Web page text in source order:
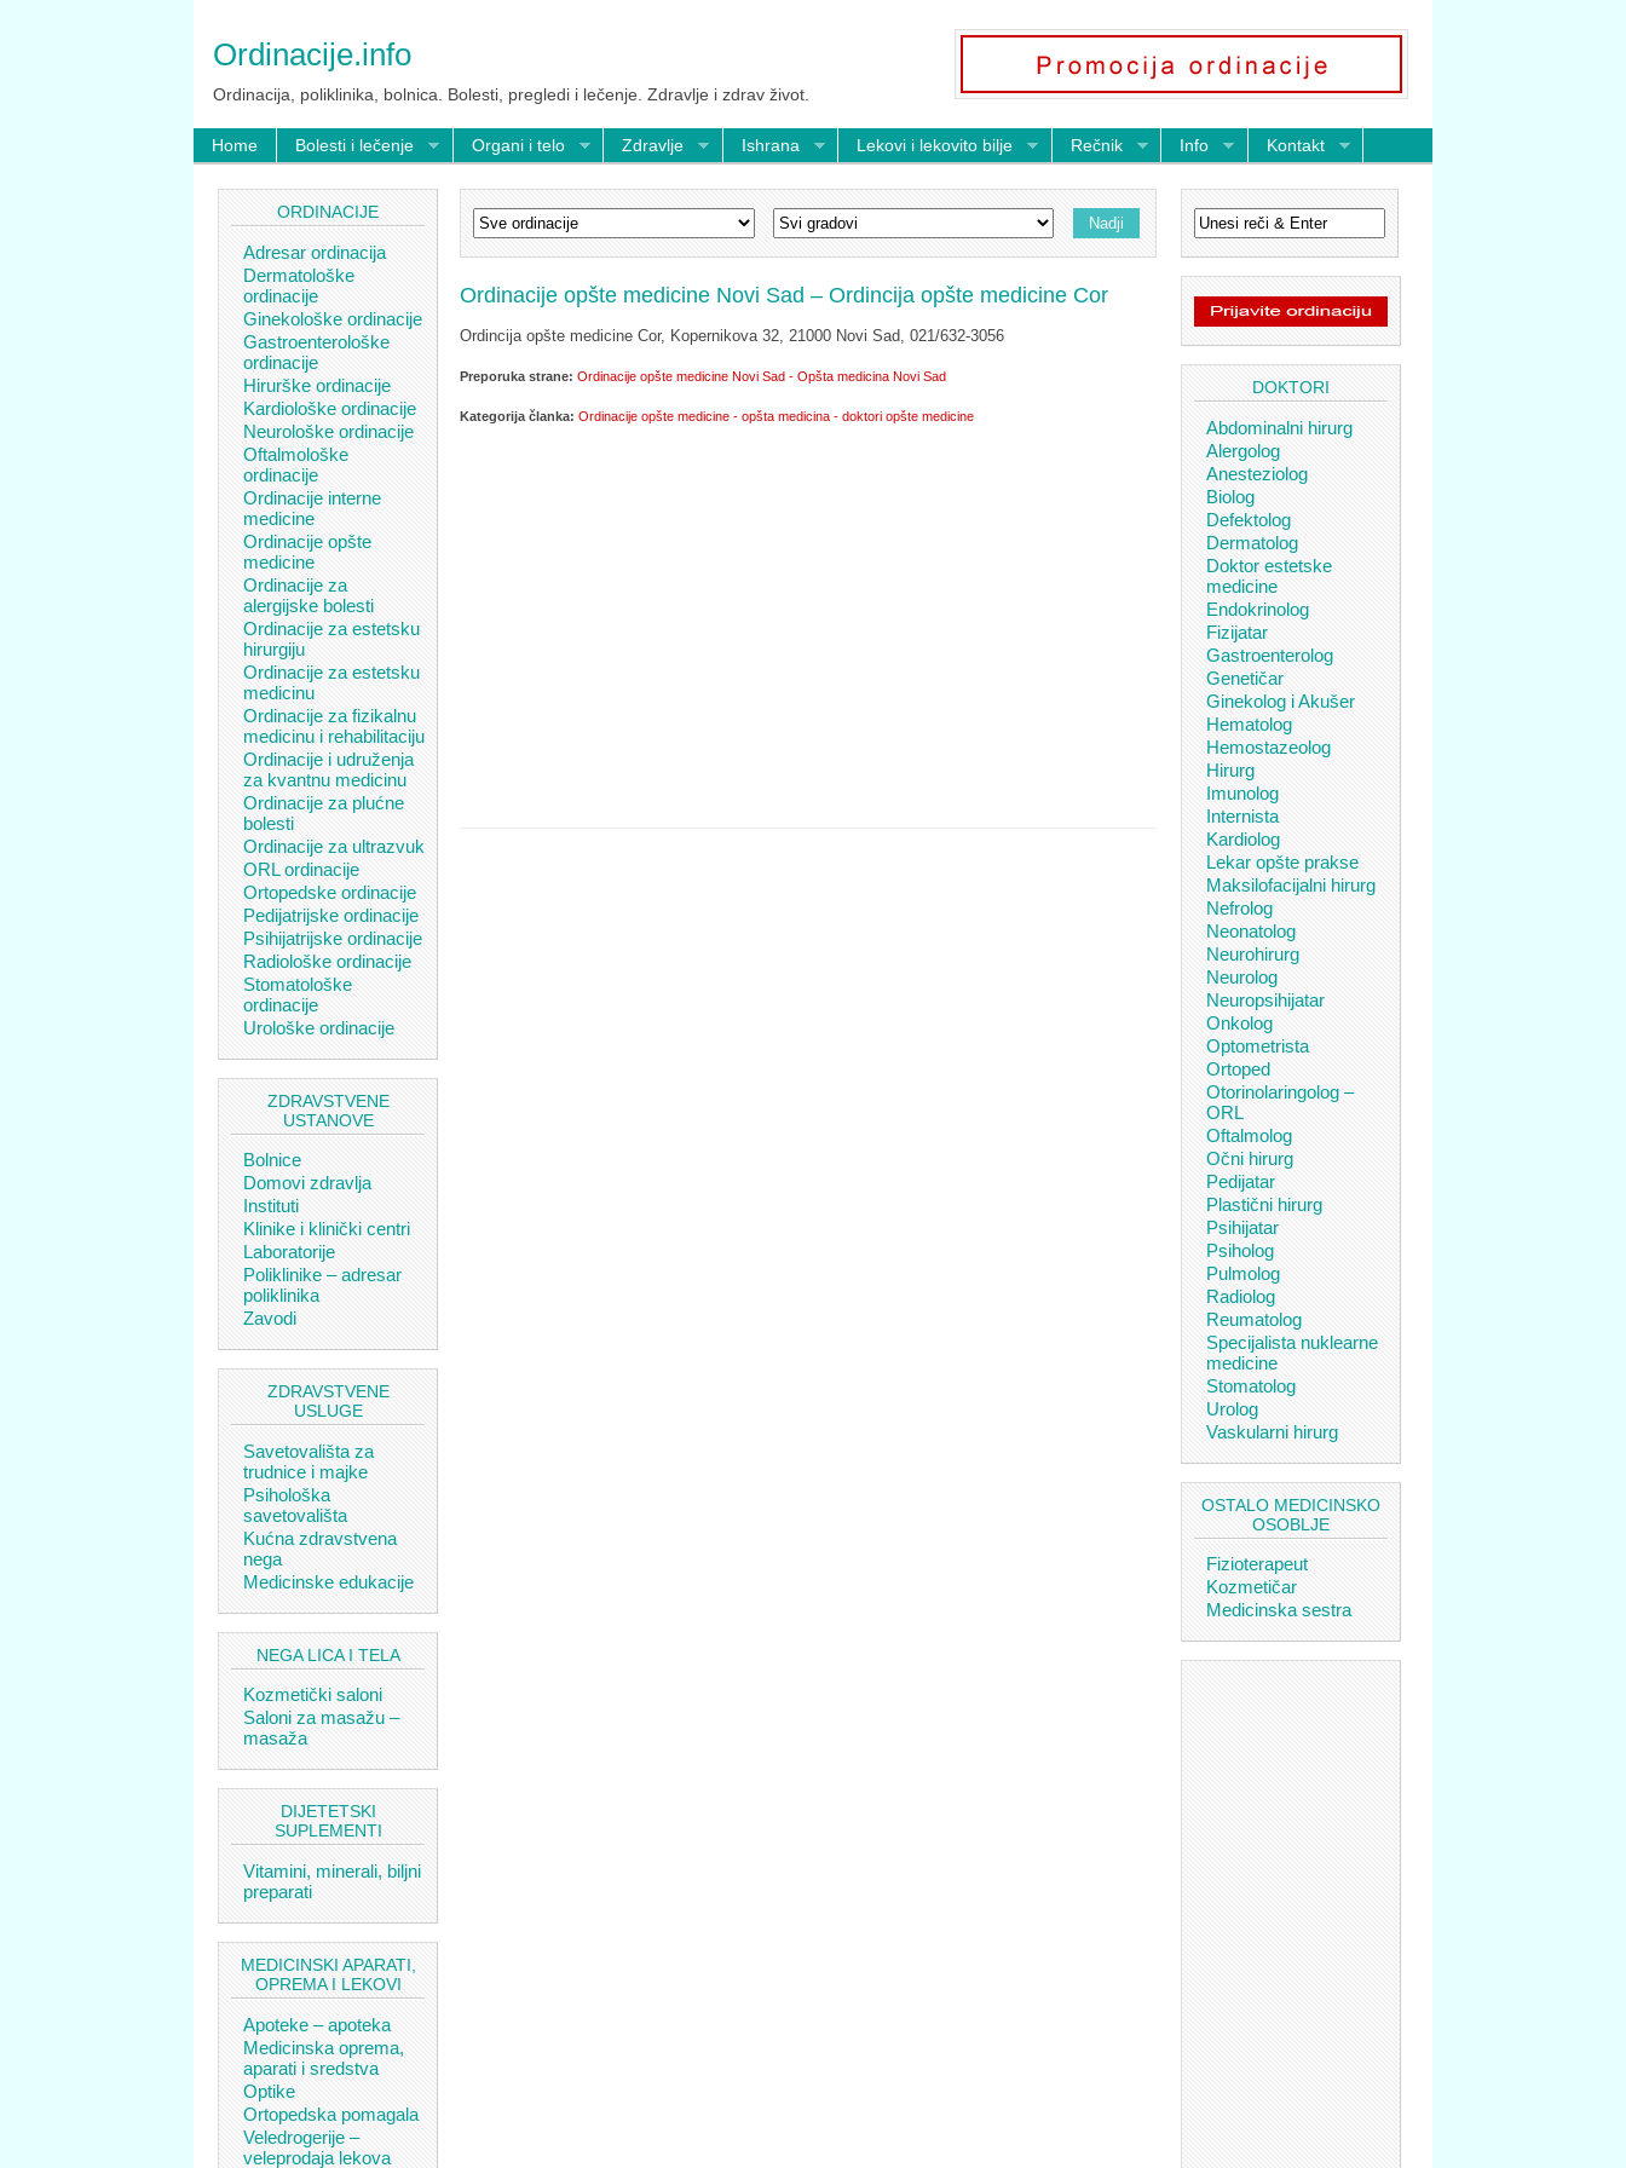
Ordinacije.info
Ordinacija, poliklinika, bolnica. Bolesti, pregledi i lečenje. Zdravlje i zdrav život.
Home Bolesti i lečenje Organi i telo Zdravlje Ishrana Lekovi i lekovito bilje Rečnik Info Kontakt
ORDINACIJE
Adresar ordinacija
Dermatološke
ordinacije
Ginekološke ordinacije
Gastroenterološke
ordinacije
Hirurške ordinacije
Kardiološke ordinacije
Neurološke ordinacije
Oftalmološke
ordinacije
Ordinacije interne
medicine
Ordinacije opšte
medicine
Ordinacije za
alergijske bolesti
Ordinacije za estetsku
hirurgiju
Ordinacije za estetsku
medicinu
Ordinacije za fizikalnu
medicinu i rehabilitaciju
Ordinacije i udruženja
za kvantnu medicinu
Ordinacije za plućne
bolesti
Ordinacije za ultrazvuk
ORL ordinacije
Ortopedske ordinacije
Pedijatrijske ordinacije
Psihijatrijske ordinacije
Radiološke ordinacije
Stomatološke
ordinacije
Urološke ordinacije
ZDRAVSTVENE
USTANOVE
Bolnice
Domovi zdravlja
Instituti
Klinike i klinički centri
Laboratorije
Poliklinike – adresar
poliklinika
Zavodi
ZDRAVSTVENE
USLUGE
Savetovališta za
trudnice i majke
Psihološka
savetovališta
Kućna zdravstvena
nega
Medicinske edukacije
NEGA LICA I TELA
Kozmetički saloni
Saloni za masažu –
masaža
DIJETETSKI
SUPLEMENTI
Vitamini, minerali, biljni
preparati
MEDICINSKI APARATI,
OPREMA I LEKOVI
Apoteke – apoteka
Medicinska oprema,
aparati i sredstva
Optike
Ortopedska pomagala
Veledrogerije –
veleprodaja lekova
Ordinacije opšte medicine Novi Sad – Ordincija opšte medicine Cor
Ordincija opšte medicine Cor, Kopernikova 32, 21000 Novi Sad, 021/632-3056
Preporuka strane: Ordinacije opšte medicine Novi Sad - Opšta medicina Novi Sad
Kategorija članka: Ordinacije opšte medicine - opšta medicina - doktori opšte medicine
DOKTORI
Abdominalni hirurg
Alergolog
Anesteziolog
Biolog
Defektolog
Dermatolog
Doktor estetske
medicine
Endokrinolog
Fizijatar
Gastroenterolog
Genetičar
Ginekolog i Akušer
Hematolog
Hemostazeolog
Hirurg
Imunolog
Internista
Kardiolog
Lekar opšte prakse
Maksilofacijalni hirurg
Nefrolog
Neonatolog
Neurohirurg
Neurolog
Neuropsihijatar
Onkolog
Optometrista
Ortoped
Otorinolaringolog –
ORL
Oftalmolog
Očni hirurg
Pedijatar
Plastični hirurg
Psihijatar
Psiholog
Pulmolog
Radiolog
Reumatolog
Specijalista nuklearne
medicine
Stomatolog
Urolog
Vaskularni hirurg
OSTALO MEDICINSKO
OSOBLJE
Fizioterapeut
Kozmetičar
Medicinska sestra